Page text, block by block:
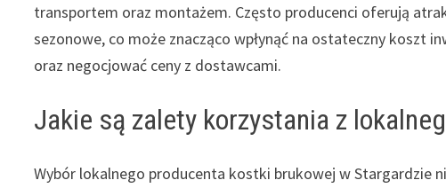
transportem oraz montażem. Często producenci oferują
sezonowe, co może znacząco wpłynąć na ostateczny
oraz negocjować ceny z dostawcami.
Jakie są zalety korzystania z
Wybór lokalnego producenta kostki brukowej w Stargardzie